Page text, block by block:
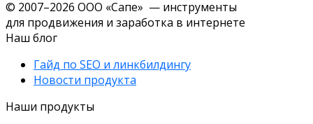
© 2007–2026 ООО «Сапе» — инструменты
для продвижения и заработка в интернете
Наш блог
Гайд по SEO и линкбилдингу
Новости продукта
Наши продукты